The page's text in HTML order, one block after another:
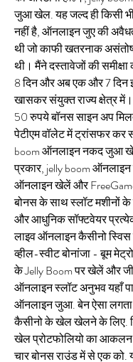
जुआ खेल. यह जल्द ही किसी
नहीं है, ऑनलाइन जुए की
थी जो काफी खतरनाक
थी। मैंने दस्तावेजों की
8 दिन और अब एक और 7 दिन
खासकर संयुक्त राज्य क्षेत्र
50 रुपये बॉनस साइन अप
पेटीएम वॉलेट में ट्रांसफर
boom ऑनलाइन नकद जुआ
प्रकार, jelly boom
ऑनलाइन खेलें और
बोनस के साथ स्लॉट मशीनों
और आधुनिक सॉफ्टवेयर
लाइव ऑनलाइन कैसीनो
व्हील-स्वीट बोनांजा - बूम
के Jelly Boom पर खेलें और
ऑनलाइन स्लॉट अनुभव यहाँ
ऑनलाइन जुआ. बेन ऐसा लगता
कैसीनो के खेल खेलने के लिए.
खेल प्रोटफोलियो का
चार बोनस राउंड में से एक